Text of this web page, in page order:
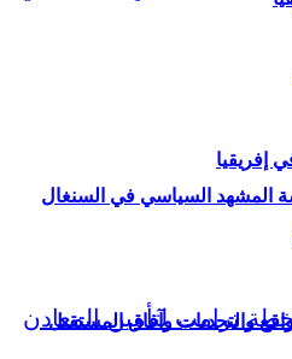
المشهد السياسي في السنغال
إفريقيا
والتحديات وآفاق المستقبل